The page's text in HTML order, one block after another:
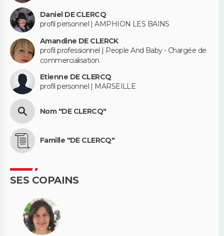
Daniel DE CLERCQ
profil personnel | AMPHION LES BAINS
Amandine DE CLERCK
profil professionnel | People And Baby - Chargée de
commercialisation
Etienne DE CLERCQ
profil personnel | MARSEILLE
Nom "DE CLERCQ"
Famille "DE CLERCQ"
SES COPAINS